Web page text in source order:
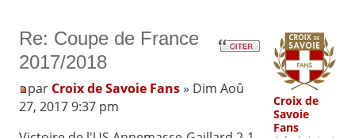
Re: Coupe de France
2017/2018
par Croix de Savoie Fans» Dim Aoû
27, 2017 9:37 pm
Croix de
Savoie
Fans